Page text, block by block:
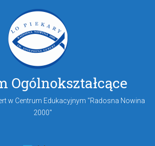
Ogólnokształcące
w Centrum Edukacyjnym "Radosna Nowina
2000"